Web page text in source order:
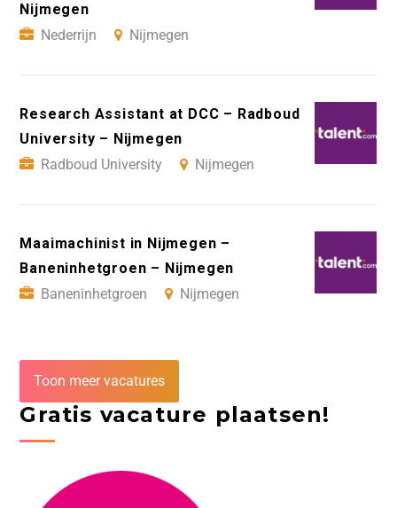
Nijmegen
Nederrijn
Nijmegen
Research Assistant at DCC – Radboud
University – Nijmegen
Radboud University
Nijmegen
Maaimachinist in Nijmegen –
Baneninhetgroen – Nijmegen
Baneninhetgroen
Nijmegen
Toon meer vacatures
Gratis vacature plaatsen!